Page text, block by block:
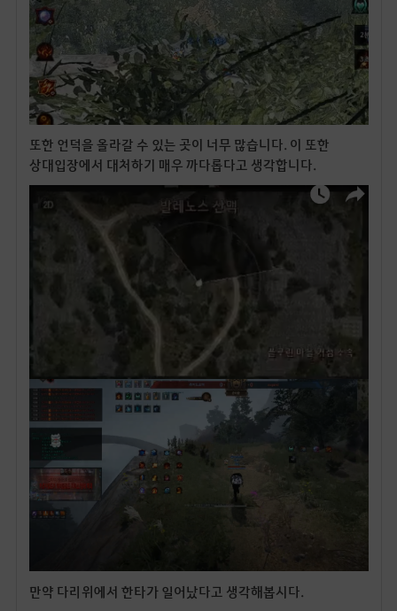
또한 언덕을 올라갈 수 있는 곳이 너무 많습니다. 이 또한
상대입장에서 대처하기 매우 까다롭다고 생각합니다.
만약 다리위에서 한타가 일어났다고 생각해봅시다.